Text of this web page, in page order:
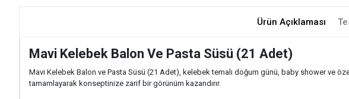
Ürün Açıklaması
Mavi Kelebek Balon Ve Pasta Süsü (21 Adet)
Mavi Kelebek Balon ve Pasta Süsü (21 Adet), kelebek temalı doğum günü, baby shower ve
tamamlayarak konseptinize zarif bir görünüm kazandırır.